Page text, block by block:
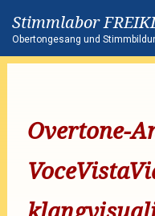
Stimmlabor
Obertongesang und
Overtone-